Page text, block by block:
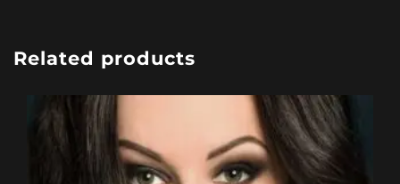
Related products